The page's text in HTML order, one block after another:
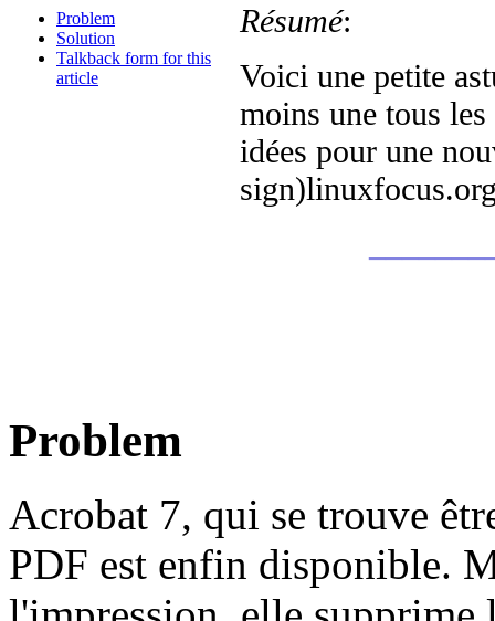
Problem
Solution
Talkback form for this
article
Résumé:
Voici une petite
moins une tous
idées pour une
Problem
Acrobat 7, qui se trouve
PDF est enfin disponible.